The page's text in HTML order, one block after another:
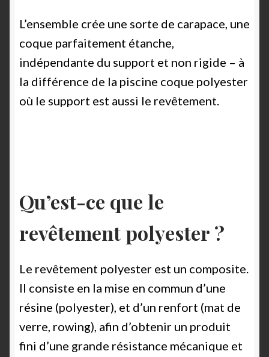
L’ensemble crée une sorte de carapace, une
coque parfaitement étanche,
indépendante du support et non rigide – à
la différence de la piscine coque polyester
où le support est aussi le revêtement.
Qu’est-ce que le
revêtement polyester ?
Le revêtement polyester est un composite.
Il consiste en la mise en commun d’une
résine (polyester), et d’un renfort (mat de
verre, rowing), afin d’obtenir un produit
fini d’une grande résistance mécanique et